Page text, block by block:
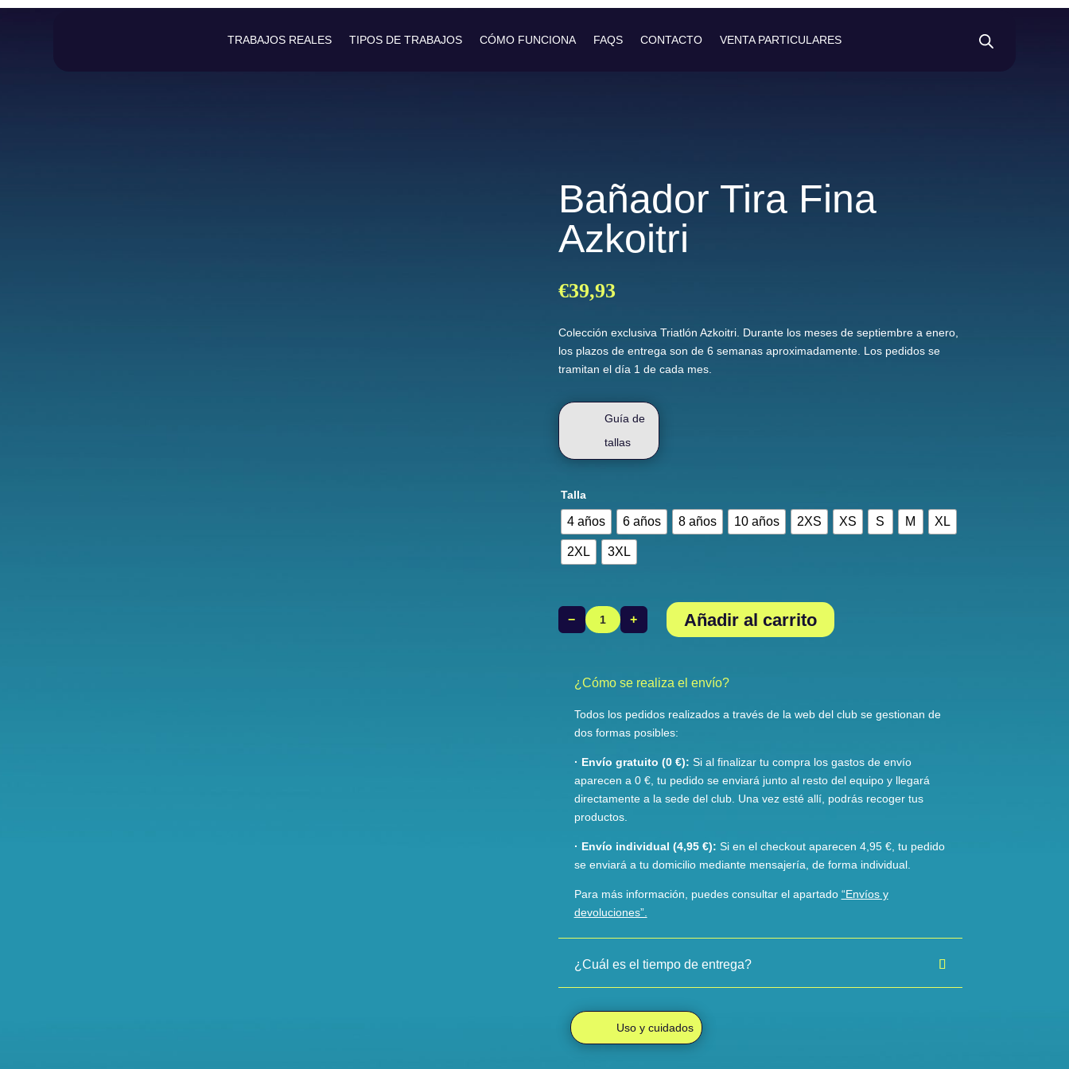
TRABAJOS REALES TIPOS DE TRABAJOS CÓMO FUNCIONA FAQS CONTACTO VENTA PARTICULARES
Bañador Tira Fina
Azkoitri
€39,93
Colección exclusiva Triatlón Azkoitri. Durante los meses de septiembre a enero,
los plazos de entrega son de 6 semanas aproximadamente. Los pedidos se
tramitan el día 1 de cada mes.
Guía de
tallas
Talla
4 años 6 años 8 años 10 años 2XS XS S M XL
2XL 3XL
−
Bañador
Azkoitri
+ Añadir al carrito
¿Cómo se realiza el envío?
Todos los pedidos realizados a través de la web del club se gestionan de
dos formas posibles:
· Envío gratuito (0 €): Si al finalizar tu compra los gastos de envío
aparecen a 0 €, tu pedido se enviará junto al resto del equipo y llegará
directamente a la sede del club. Una vez esté allí, podrás recoger tus
productos.
· Envío individual (4,95 €): Si en el checkout aparecen 4,95 €, tu pedido
se enviará a tu domicilio mediante mensajería, de forma individual.
Para más información, puedes consultar el apartado “Envíos y
devoluciones”.
¿Cuál es el tiempo de entrega?
Uso y cuidados